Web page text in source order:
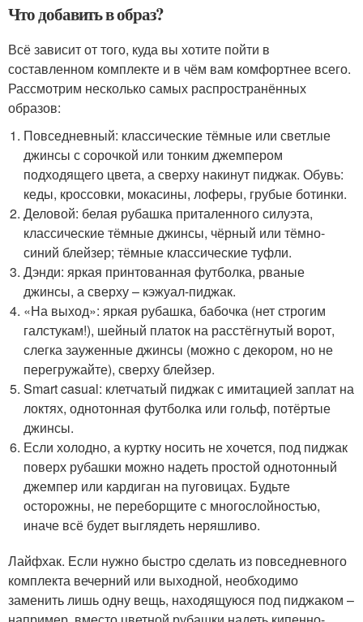
Что добавить в образ?
Всё зависит от того, куда вы хотите пойти в
составленном комплекте и в чём вам комфортнее всего.
Рассмотрим несколько самых распространённых
образов:
Повседневный: классические тёмные или светлые
джинсы с сорочкой или тонким джемпером
подходящего цвета, а сверху накинут пиджак. Обувь:
кеды, кроссовки, мокасины, лоферы, грубые ботинки.
Деловой: белая рубашка приталенного силуэта,
классические тёмные джинсы, чёрный или тёмно-
синий блейзер; тёмные классические туфли.
Дэнди: яркая принтованная футболка, рваные
джинсы, а сверху – кэжуал-пиджак.
«На выход»: яркая рубашка, бабочка (нет строгим
галстукам!), шейный платок на расстёгнутый ворот,
слегка зауженные джинсы (можно с декором, но не
перегружайте), сверху блейзер.
Smart casual: клетчатый пиджак с имитацией заплат на
локтях, однотонная футболка или гольф, потёртые
джинсы.
Если холодно, а куртку носить не хочется, под пиджак
поверх рубашки можно надеть простой однотонный
джемпер или кардиган на пуговицах. Будьте
осторожны, не переборщите с многослойностью,
иначе всё будет выглядеть неряшливо.
Лайфхак. Если нужно быстро сделать из повседневного
комплекта вечерний или выходной, необходимо
заменить лишь одну вещь, находящуюся под пиджаком –